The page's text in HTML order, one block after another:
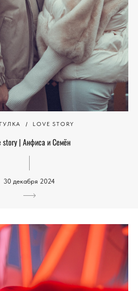
LOVE STORY
story | Анфиса и Семён
30 декабря 2024